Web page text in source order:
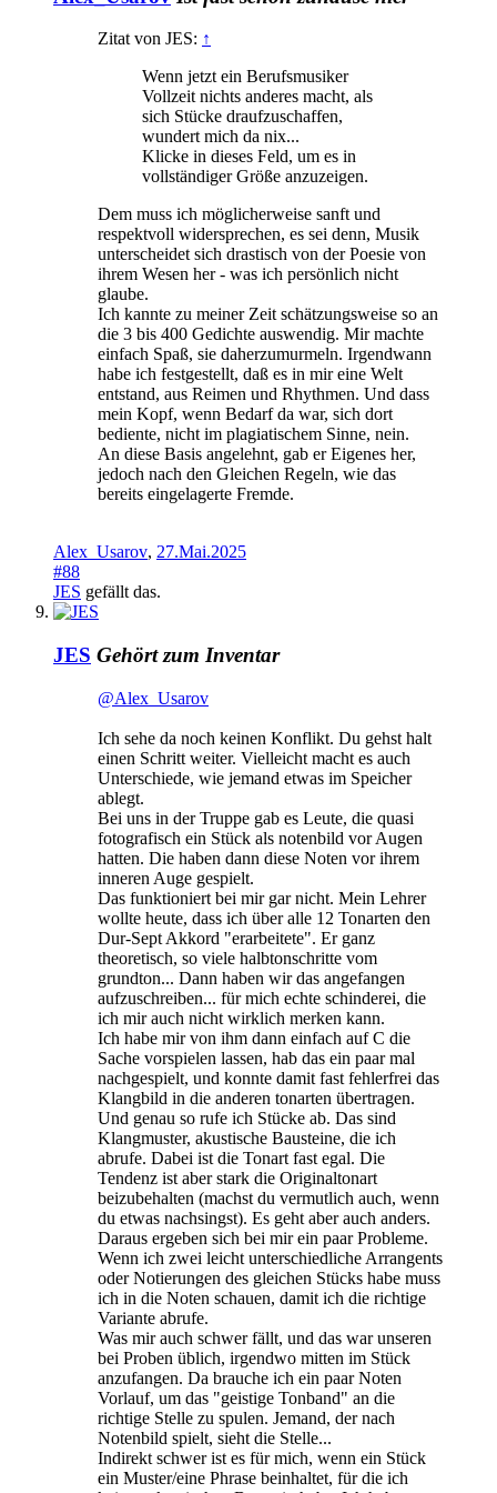
Zitat von JES: ↑
Wenn jetzt ein Berufsmusiker
Vollzeit nichts anderes macht, als
sich Stücke draufzuschaffen,
wundert mich da nix...
Klicke in dieses Feld, um es in
vollständiger Größe anzuzeigen.
Dem muss ich möglicherweise sanft und
respektvoll widersprechen, es sei denn, Musik
unterscheidet sich drastisch von der Poesie von
ihrem Wesen her - was ich persönlich nicht
glaube.
Ich kannte zu meiner Zeit schätzungsweise so an
die 3 bis 400 Gedichte auswendig. Mir machte
einfach Spaß, sie daherzumurmeln. Irgendwann
habe ich festgestellt, daß es in mir eine Welt
entstand, aus Reimen und Rhythmen. Und dass
mein Kopf, wenn Bedarf da war, sich dort
bediente, nicht im plagiatischem Sinne, nein.
An diese Basis angelehnt, gab er Eigenes her,
jedoch nach den Gleichen Regeln, wie das
bereits eingelagerte Fremde.
Alex_Usarov, 27.Mai.2025
#88
JES gefällt das.
JES Gehört zum Inventar
@Alex_Usarov
Ich sehe da noch keinen Konflikt. Du gehst halt
einen Schritt weiter. Vielleicht macht es auch
Unterschiede, wie jemand etwas im Speicher
ablegt.
Bei uns in der Truppe gab es Leute, die quasi
fotografisch ein Stück als notenbild vor Augen
hatten. Die haben dann diese Noten vor ihrem
inneren Auge gespielt.
Das funktioniert bei mir gar nicht. Mein Lehrer
wollte heute, dass ich über alle 12 Tonarten den
Dur-Sept Akkord "erarbeitete". Er ganz
theoretisch, so viele halbtonschritte vom
grundton... Dann haben wir das angefangen
aufzuschreiben... für mich echte schinderei, die
ich mir auch nicht wirklich merken kann.
Ich habe mir von ihm dann einfach auf C die
Sache vorspielen lassen, hab das ein paar mal
nachgespielt, und konnte damit fast fehlerfrei das
Klangbild in die anderen tonarten übertragen.
Und genau so rufe ich Stücke ab. Das sind
Klangmuster, akustische Bausteine, die ich
abrufe. Dabei ist die Tonart fast egal. Die
Tendenz ist aber stark die Originaltonart
beizubehalten (machst du vermutlich auch, wenn
du etwas nachsingst). Es geht aber auch anders.
Daraus ergeben sich bei mir ein paar Probleme.
Wenn ich zwei leicht unterschiedliche Arrangents
oder Notierungen des gleichen Stücks habe muss
ich in die Noten schauen, damit ich die richtige
Variante abrufe.
Was mir auch schwer fällt, und das war unseren
bei Proben üblich, irgendwo mitten im Stück
anzufangen. Da brauche ich ein paar Noten
Vorlauf, um das "geistige Tonband" an die
richtige Stelle zu spulen. Jemand, der nach
Notenbild spielt, sieht die Stelle...
Indirekt schwer ist es für mich, wenn ein Stück
ein Muster/eine Phrase beinhaltet, für die ich